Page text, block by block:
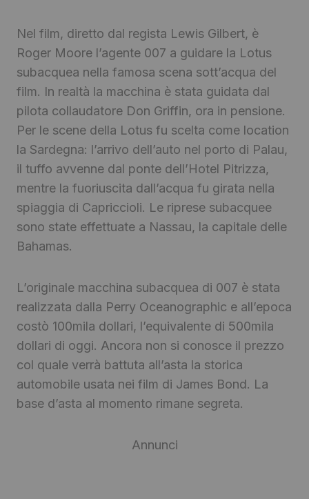
Nel film, diretto dal regista Lewis Gilbert, è
Roger Moore l’agente 007 a guidare la Lotus
subacquea nella famosa scena sott’acqua del
film. In realtà la macchina è stata guidata dal
pilota collaudatore Don Griffin, ora in pensione.
Per le scene della Lotus fu scelta come location
la Sardegna: l’arrivo dell’auto nel porto di Palau,
il tuffo avvenne dal ponte dell’Hotel Pitrizza,
mentre la fuoriuscita dall’acqua fu girata nella
spiaggia di Capriccioli. Le riprese subacquee
sono state effettuate a Nassau, la capitale delle
Bahamas.
L’originale macchina subacquea di 007 è stata
realizzata dalla Perry Oceanographic e all’epoca
costò 100mila dollari, l’equivalente di 500mila
dollari di oggi. Ancora non si conosce il prezzo
col quale verrà battuta all’asta la storica
automobile usata nei film di James Bond. La
base d’asta al momento rimane segreta.
Annunci